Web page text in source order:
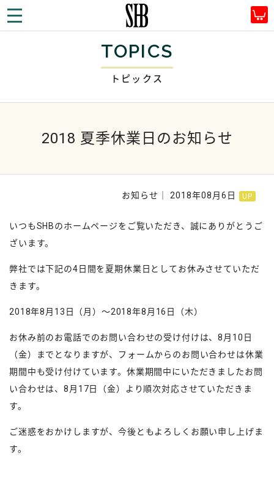
SHBプラン株式会社
TOP 2018 夏季休業日のお知らせ
TOPICS
トピックス
2018 夏季休業日のお知らせ
お知らせ｜ 2018年08月6日
いつもSHBのホームページをご覧いただき、誠にありがとうご
ざいます。
弊社では下記の4日間を夏期休業日としてお休みさせていただ
きます。
2018年8月13日（月）～2018年8月16日（木）
お休み前のお電話でのお問い合わせの受け付けは、8月10日
（金）までとなりますが、フォームからのお問い合わせは休業
期間中も受け付けています。休業期間中にいただきましたお問
い合わせは、8月17日（金）より順次対応させていただきま
す。
ご迷惑をおかけしますが、今後ともよろしくお願い申し上げま
す。